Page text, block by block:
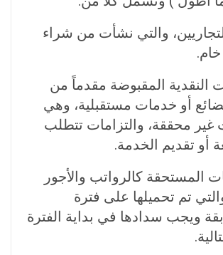
التجاريين، والتي نشأت من شراء
النقدية المقبوضة مقدماً من
أو خدمات مستقبلية، وهي
غير محققة، والتزامات تتطلب
أو تقديم الخدمة.
المستحقة كالرواتب والأجور
تم تحميلها على فترة
ويجب سدادها في بداية الفترة